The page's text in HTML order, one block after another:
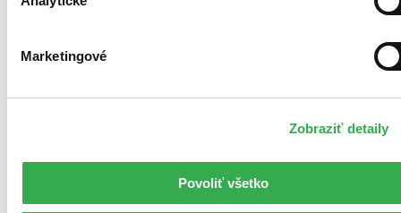
Marketingové
Zobraziť detaily
Povoliť všetko
evidencii danej knižnice, môže však už byť aktuálne požičaná. Tu